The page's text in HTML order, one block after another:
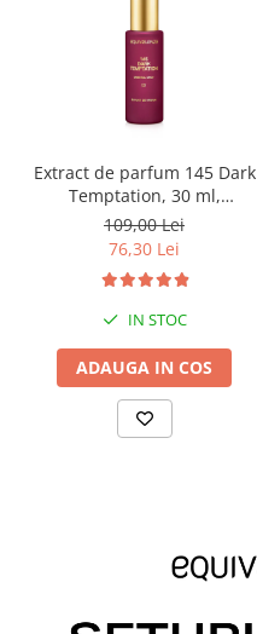
Extract de parfum 145 Dark
Temptation, 30 ml,
Equivalenza
109,00 Lei
76,30 Lei
IN STOC
ADAUGA IN COS